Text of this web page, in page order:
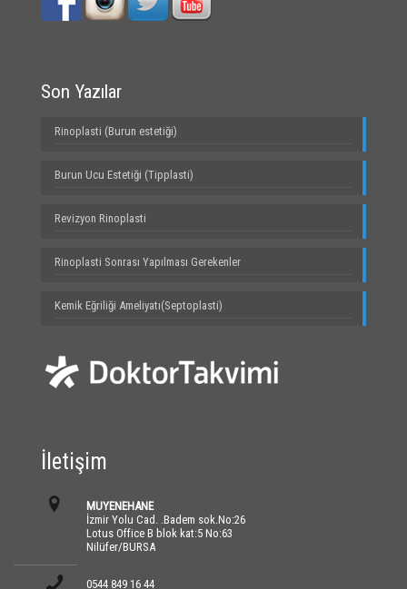
Son Yazılar
Rinoplasti (Burun estetiği)
Burun Ucu Estetiği (Tipplasti)
Revizyon Rinoplasti
Rinoplasti Sonrası Yapılması Gerekenler
Kemik Eğriliği Ameliyatı(Septoplasti)
İletişim
MUYENEHANE
İzmir Yolu Cad. .Badem sok.No:26
Lotus Office B blok kat:5 No:63
Nilüfer/BURSA
0544 849 16 44